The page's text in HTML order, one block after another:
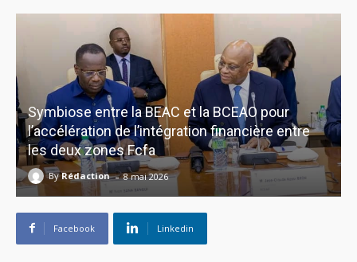
Symbiose entre la BEAC et la BCEAO pour
l’accélération de l’intégration financière entre
les deux zones Fcfa
By Rédaction - 8 mai 2026
Facebook Linkedin